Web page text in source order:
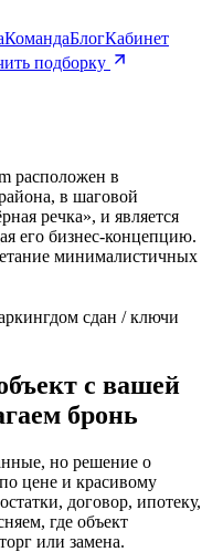
КомандаБлогКабинет
подборку
расположен в
в шаговой
речка», и является
его бизнес-концепцию.
минималистичных
дом сдан / ключи
с вашей
бронь
но решение о
цене и красивому
договор, ипотеку,
где объект
или замена.